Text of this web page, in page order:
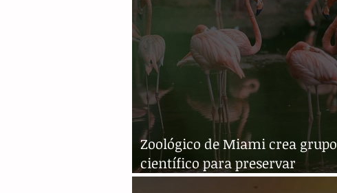
Zoológico de Miami crea grupo
científico para preservar
flamenco autóctono